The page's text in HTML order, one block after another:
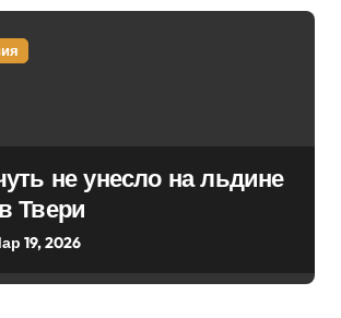
не унесло на льдине
Твери
19, 2026